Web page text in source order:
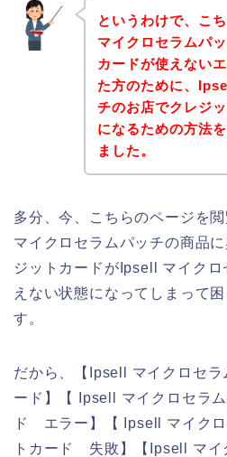
というわけで、こ
マイクロセラムパ
カードが使えない
た方のために、
チのお店でクレジ
になるための方法
ました。
多分、今、こちらのページを
マイクロセラムパッチの商品
ジットカードがIpsell マイク
えない状態になってしまって
す。
だから、【Ipsell マイクロセラ
ード】【 Ipsell マイクロセラ
ド エラー】【 Ipsell マイク
トカード 失敗】【Ipsell マイ